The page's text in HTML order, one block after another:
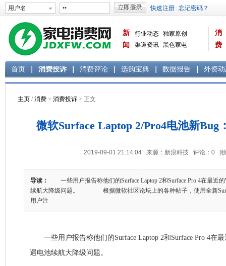
新
闻
行业动态 独家原创
渠道资讯 黑色家电
消
费
首页 消费投诉 消费评论 选购宝典 数据报告 外资
主页 /消费 > 消费投诉 > 正文
微软Surface Laptop 2/Pro4电池新Bug
2019-09-01 21:14:04 来源：新浪科技 评论： 0 [
导读：
一些用户报告称他们的Surface Laptop 2和Surface Pro 4在最近
续航大降级问题。 根据微软社区论坛上的各种帖子，使用全新
用户注
一些用户报告称他们的Surface Laptop 2和Surface Pro 4在最
遇电池续航大降级问题。